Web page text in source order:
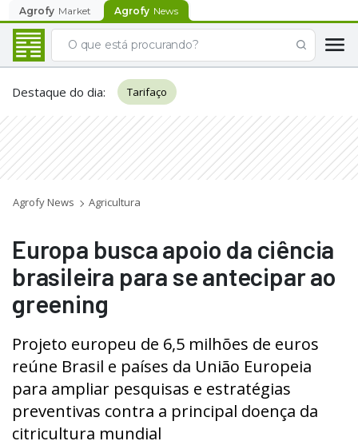
Agrofy Market Agrofy News
Destaque do dia: Tarifaço
Agrofy News Agricultura
Europa busca apoio da ciência
brasileira para se antecipar ao
greening
Projeto europeu de 6,5 milhões de euros
reúne Brasil e países da União Europeia
para ampliar pesquisas e estratégias
preventivas contra a principal doença da
citricultura mundial